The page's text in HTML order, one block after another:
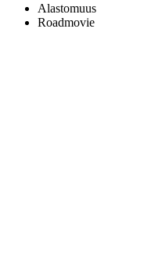
Alastomuus
Roadmovie